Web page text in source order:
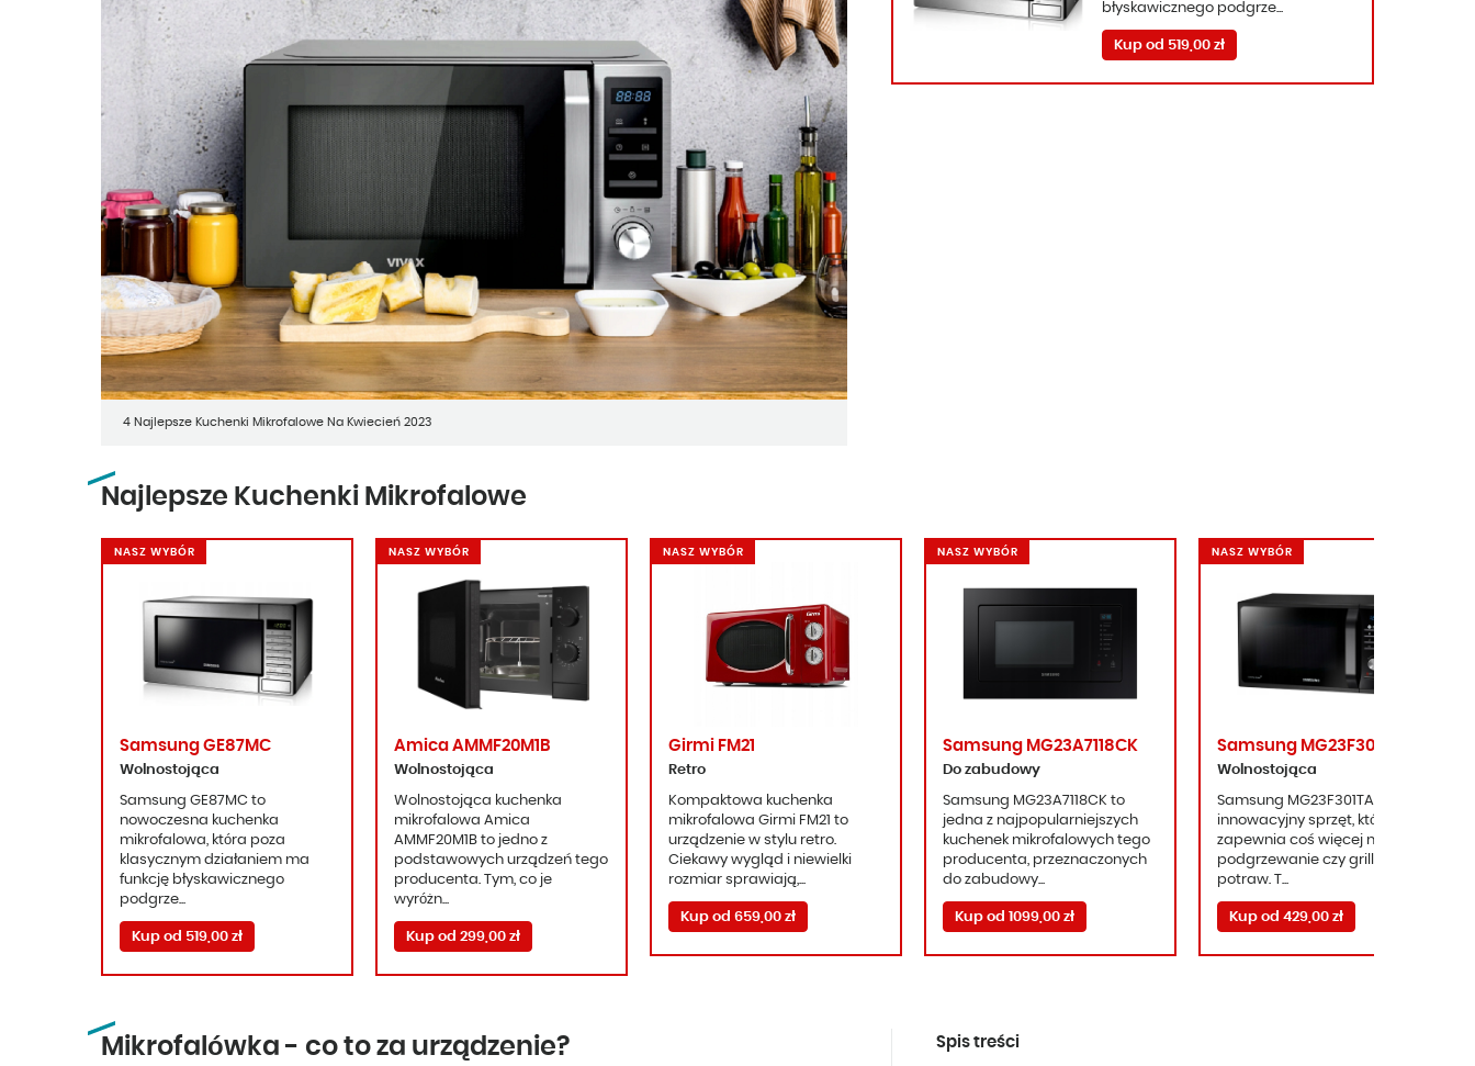
4 Najlepsze Kuchenki Mikrofalowe Na Kwiecień 2023
błyskawicznego podgrze...
Kup od 519,00 zł
Najlepsze Kuchenki Mikrofalowe
Samsung GE87MC
Wolnostojąca
Samsung GE87MC to
nowoczesna kuchenka
mikrofalowa, która poza
klasycznym działaniem ma
funkcję błyskawicznego
podgrze...
Kup od 519,00 zł
NASZ WYBÓR
Amica AMMF20M1B
Wolnostojąca
Wolnostojąca kuchenka
mikrofalowa Amica
AMMF20M1B to jedno z
podstawowych urządzeń tego
producenta. Tym, co je
wyróżn...
Kup od 299,00 zł
NASZ WYBÓR
Girmi FM21
Retro
Kompaktowa kuchenka
mikrofalowa Girmi FM21 to
urządzenie w stylu retro.
Ciekawy wygląd i niewielki
rozmiar sprawiają,...
Kup od 659,00 zł
NASZ WYBÓR
Samsung MG23A7118CK
Do zabudowy
Samsung MG23A7118CK to
jedna z najpopularniejszych
kuchenek mikrofalowych tego
producenta, przeznaczonych
do zabudowy...
Kup od 1099,00 zł
NASZ WYBÓR
Samsung MG23F301TAK
Wolnostojąca
Samsung MG23F301TAK to
innowacyjny sprzęt, który
zapewnia coś więcej niż tylko
podgrzewanie czy grillowanie
potraw. T...
Kup od 429,00 zł
NASZ WYBÓR
Mikrofalówka - co to za urządzenie? Spis treści